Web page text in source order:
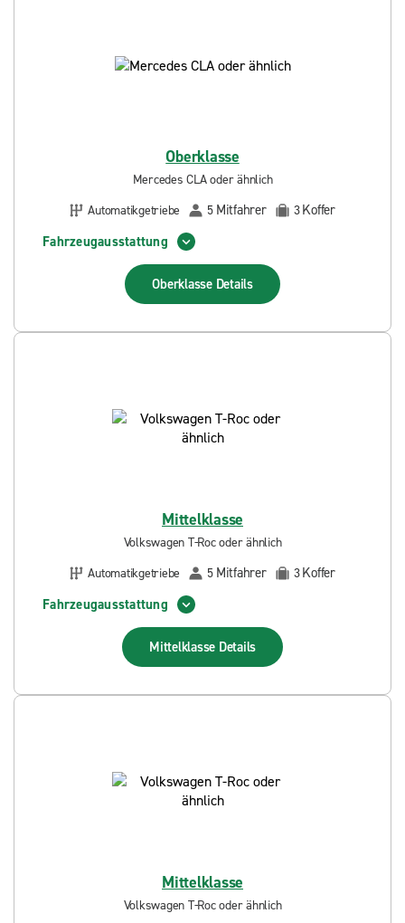
Oberklasse
Mercedes CLA oder ähnlich
Automatikgetriebe
5 Mitfahrer 3Koffer
Fahrzeugausstattung
Oberklasse Details
Mittelklasse
Volkswagen T-Roc oder ähnlich
Automatikgetriebe
5 Mitfahrer 3Koffer
Fahrzeugausstattung
Mittelklasse Details
Mittelklasse
Volkswagen T-Roc oder ähnlich